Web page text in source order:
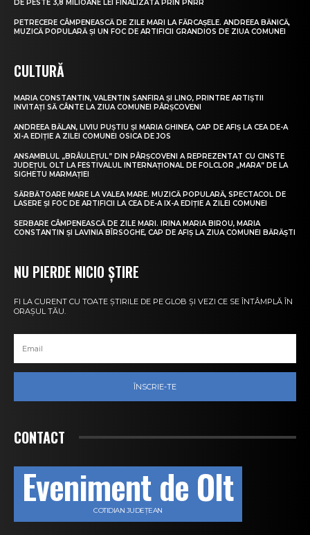
DE PESTE 3,8 MILIOANE LEI FINALIZATĂ PRIN PNRR
PETRECERE CÂMPENEASCĂ DE ZILE MARI LA FĂRCAȘELE. ANDREEA BĂNICĂ,
MUZICĂ POPULARĂ ȘI UN FOC DE ARTIFICII GRANDIOS DE ZIUA COMUNEI
CULTURĂ
MARIA CONSTANTIN, VALENTIN SANFIRA ȘI LINO, PRINTRE ARTIȘTII
INVITAȚI SĂ CÂNTE LA ZIUA COMUNEI PÂRȘCOVENI
ANDREEA BĂLAN, LIVIU PUȘTIU ȘI MARIA GHINEA, CAP DE AFIȘ LA CEA DE-A
XI-A EDIȚIE A ZILEI COMUNEI OSICA DE JOS
ANSAMBLUL „BRÂULEȚUL” DIN PÂRȘCOVENI A REPREZENTAT CU CINSTE
JUDEȚUL OLT LA FESTIVALUL INTERNAȚIONAL DE FOLCLOR „MARA” DE LA
SIGHETU MARMAȚIEI
SĂRBĂTOARE MARE LA VALEA MARE. MUZICĂ POPULARĂ, SPECTACOL DE
LASERE ȘI FOC DE ARTIFICII LA CEA DE-A IX-A EDIȚIE A ZILEI COMUNEI
SERBARE CÂMPENEASCĂ DE ZILE MARI. IRINA MARIA BIROU, MARIA
CONSTANTIN ȘI LAVINIA BÎRSOGHE, CAP DE AFIȘ LA ZIUA COMUNEI BĂRĂȘTI
NU PIERDE NICIO ȘTIRE
FI LA CURENT CU TOATE ȘTIRILE DE PE GLOB ȘI VEZI CE SE ÎNTÂMPLĂ ÎN
ORAȘUL TĂU.
ÎNSCRIE-TE
CONTACT
Eveniment de Olt
COTIDIAN JUDEȚEAN